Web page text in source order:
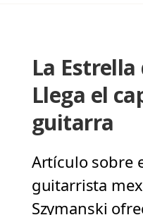
La
Llega el
guitarra
Artículo sobre
guitarrista
Szymanski